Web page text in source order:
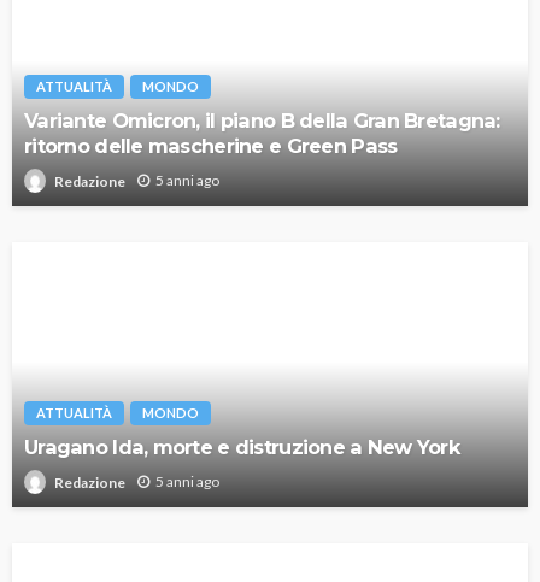
ATTUALITÀ MONDO
Variante Omicron, il piano B della Gran Bretagna:
ritorno delle mascherine e Green Pass
Redazione 5 anni ago
ATTUALITÀ MONDO
Uragano Ida, morte e distruzione a New York
Redazione 5 anni ago